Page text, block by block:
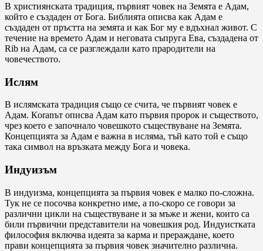
В християнската традиция, първият човек на Земята е Адам,
който е създаден от Бога. Библията описва как Адам е
създаден от пръстта на земята и как Бог му е вдъхнал живот. С
течение на времето Адам и неговата съпруга Ева, създадена от
Rib на Адам, са се разглеждали като прародители на
човечеството.
Ислям
В ислямската традиция също се счита, че първият човек е
Адам. Кoranът описва Адам като първия пророк и съществото,
чрез което е започнало човешкото съществуване на Земята.
Концепцията за Адам е важна в исляма, тъй като той е също
така символ на връзката между Бога и човека.
Индуизъм
В индуизма, концепцията за първия човек е малко по-сложна.
Тук не се посочва конкретно име, а по-скоро се говори за
различни цикли на съществуване и за мъже и жени, които са
били първични представители на човешкия род. Индуистката
философия включва идеята за карма и прераждане, което
прави концепцията за първия човек значително различна.